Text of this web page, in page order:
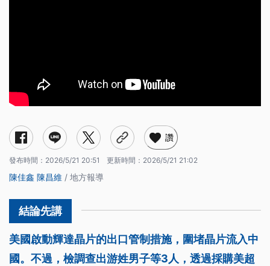
讚
發布時間： 2026/5/21 20:51 更新時間： 2026/5/21 21:02
陳佳鑫 陳昌維 / 地方報導
美國啟動輝達晶片的出口管制措施，圍堵晶片流入中
國。不過，檢調查出游姓男子等3人，透過採購美超